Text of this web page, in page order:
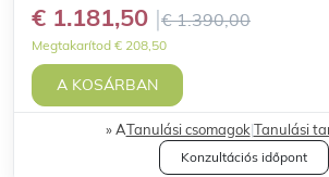
€ 1.181,50 € 1.390,00
Megtakarítod € 208,50
A KOSÁRBAN
ATanulási csomagok|Tanulási
Konzultációs időpont